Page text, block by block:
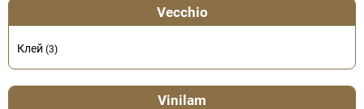
Vecchio
Клей (3)
Vinilam